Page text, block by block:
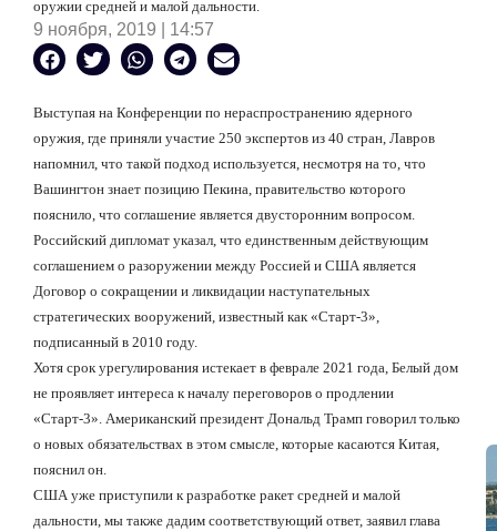
оружии средней и малой дальности.
9 ноября, 2019 | 14:57
Выступая на Конференции по нераспространению ядерного
оружия, где приняли участие 250 экспертов из 40 стран, Лавров
напомнил, что такой подход используется, несмотря на то, что
Вашингтон знает позицию Пекина, правительство которого
пояснило, что соглашение является двусторонним вопросом.
Российский дипломат указал, что единственным действующим
соглашением о разоружении между Россией и США является
Договор о сокращении и ликвидации наступательных
стратегических вооружений, известный как «Старт-3»,
подписанный в 2010 году.
Хотя срок урегулирования истекает в феврале 2021 года, Белый дом
не проявляет интереса к началу переговоров о продлении
«Старт-3». Американский президент Дональд Трамп говорил только
о новых обязательствах в этом смысле, которые касаются Китая,
пояснил он.
США уже приступили к разработке ракет средней и малой
дальности, мы также дадим соответствующий ответ, заявил глава